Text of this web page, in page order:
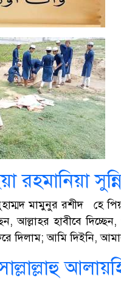
রহমানিয়া
মামুনুর রশীদ হে
আল্লাহর হাবীবে
দিলাম; আমি দিইনি,